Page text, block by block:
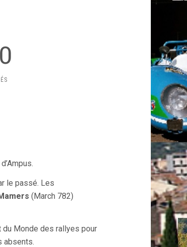
le passé. Les
(March 782)
du Monde des rallyes pour
absents.